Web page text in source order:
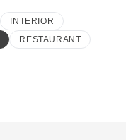
INTERIOR
RESTAURANT